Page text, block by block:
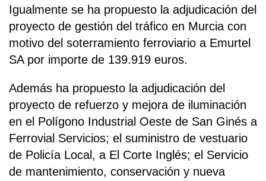
Igualmente se ha propuesto la adjudicación del
proyecto de gestión del tráfico en Murcia con
motivo del soterramiento ferroviario a Emurtel
SA por importe de 139.919 euros.
Además ha propuesto la adjudicación del
proyecto de refuerzo y mejora de iluminación
en el Polígono Industrial Oeste de San Ginés a
Ferrovial Servicios; el suministro de vestuario
de Policía Local, a El Corte Inglés; el Servicio
de mantenimiento, conservación y nueva